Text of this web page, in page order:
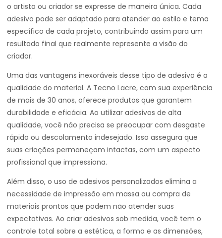
o artista ou criador se expresse de maneira única. Cada
adesivo pode ser adaptado para atender ao estilo e tema
específico de cada projeto, contribuindo assim para um
resultado final que realmente represente a visão do
criador.
Uma das vantagens inexoráveis desse tipo de adesivo é a
qualidade do material. A Tecno Lacre, com sua experiência
de mais de 30 anos, oferece produtos que garantem
durabilidade e eficácia. Ao utilizar adesivos de alta
qualidade, você não precisa se preocupar com desgaste
rápido ou descolamento indesejado. Isso assegura que
suas criações permaneçam intactas, com um aspecto
profissional que impressiona.
Além disso, o uso de adesivos personalizados elimina a
necessidade de impressão em massa ou compra de
materiais prontos que podem não atender suas
expectativas. Ao criar adesivos sob medida, você tem o
controle total sobre a estética, a forma e as dimensões,